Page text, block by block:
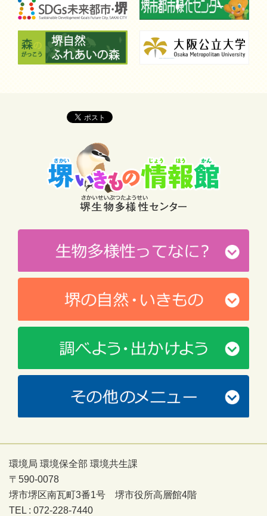
環境局 環境保全部 環境共生課
〒590-0078
堺市堺区南瓦町3番1号 堺市役所高層館4階
TEL : 072-228-7440